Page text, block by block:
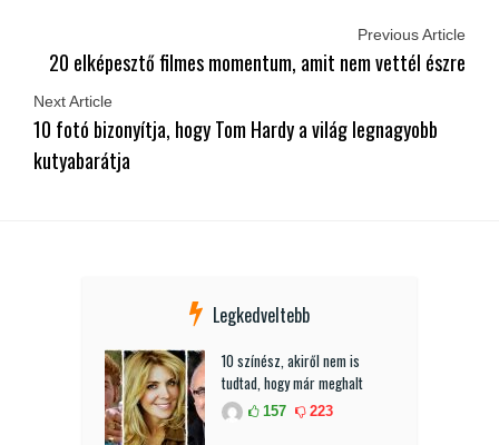
Previous Article
20 elképesztő filmes momentum, amit nem vettél észre
Next Article
10 fotó bizonyítja, hogy Tom Hardy a világ legnagyobb
kutyabarátja
Legkedveltebb
10 színész, akiről nem is
tudtad, hogy már meghalt
157 223